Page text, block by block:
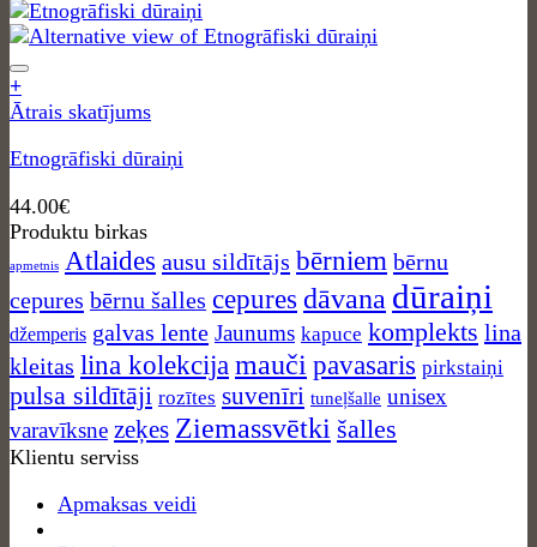
+
Ātrais skatījums
Etnogrāfiski dūraiņi
44.00€
Produktu birkas
apmetnis Atlaides ausu sildītājs bērniem bērnu
cepures bērnu šalles cepures dāvana dūraiņi
džemperis galvas lente Jaunums kapuce komplekts lina
kleitas lina kolekcija mauči pavasaris pirkstaiņi
pulsa sildītāji rozītes suvenīri tuneļšalle unisex
varavīksne zeķes Ziemassvētki šalles
Klientu serviss
Apmaksas veidi